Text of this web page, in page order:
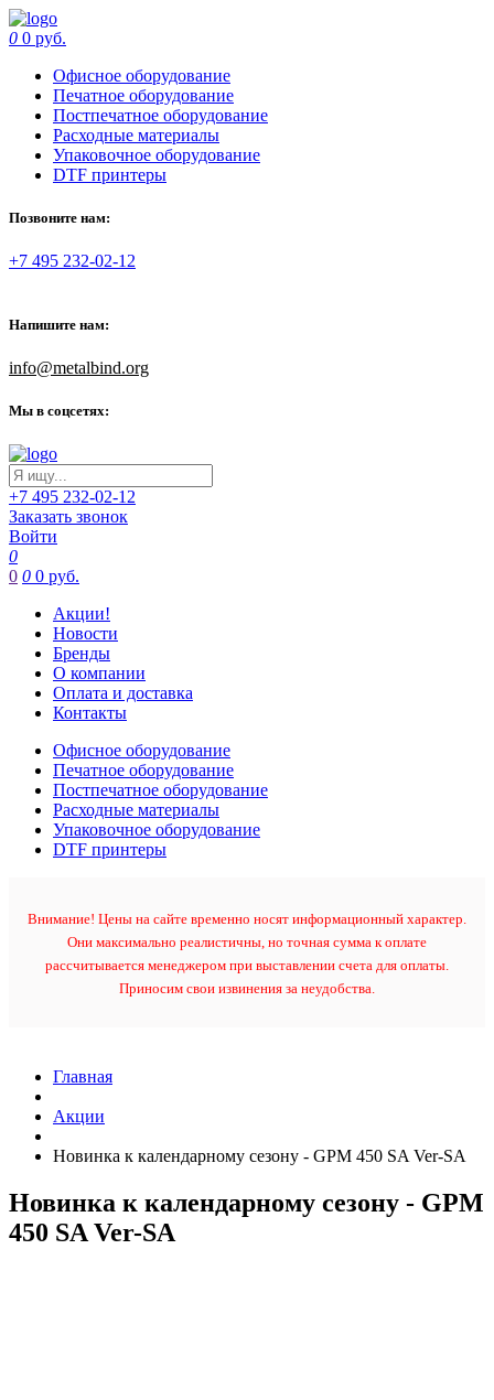
0 0 руб.
Офисное оборудование
Печатное оборудование
Постпечатное оборудование
Расходные материалы
Упаковочное оборудование
DTF принтеры
Позвоните нам:
+7 495 232-02-12
Напишите нам:
info@metalbind.org
Мы в соцсетях:
+7 495 232-02-12
Заказать звонок
Войти
0
0 0 0 руб.
Акции!
Новости
Бренды
О компании
Оплата и доставка
Контакты
Офисное оборудование
Печатное оборудование
Постпечатное оборудование
Расходные материалы
Упаковочное оборудование
DTF принтеры
Внимание! Цены на сайте временно носят информационный характер.
Они максимально реалистичны, но точная сумма к оплате
рассчитывается менеджером при выставлении счета для оплаты.
Приносим свои извинения за неудобства.
Главная
Акции
Новинка к календарному сезону - GPM 450 SA Ver-SA
Новинка к календарному сезону - GPM
450 SA Ver-SA